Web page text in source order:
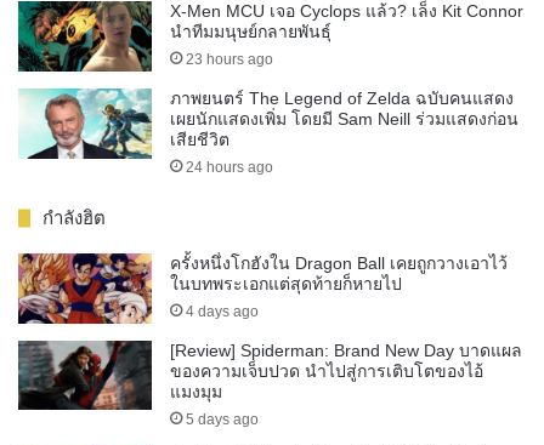
X-Men MCU เจอ Cyclops แล้ว? เล็ง Kit Connor
นำทีมมนุษย์กลายพันธุ์
23 hours ago
ภาพยนตร์ The Legend of Zelda ฉบับคนแสดง
เผยนักแสดงเพิ่ม โดยมี Sam Neill ร่วมแสดงก่อน
เสียชีวิต
24 hours ago
กำลังฮิต
ครั้งหนึ่งโกฮังใน Dragon Ball เคยถูกวางเอาไว้
ในบทพระเอกแต่สุดท้ายก็หายไป
4 days ago
[Review] Spiderman: Brand New Day บาดแผล
ของความเจ็บปวด นำไปสู่การเติบโตของไอ้
แมงมุม
5 days ago